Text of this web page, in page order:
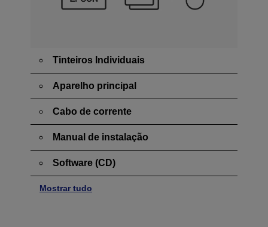
Tinteiros Individuais
Aparelho principal
Cabo de corrente
Manual de instalação
Software (CD)
Mostrar tudo